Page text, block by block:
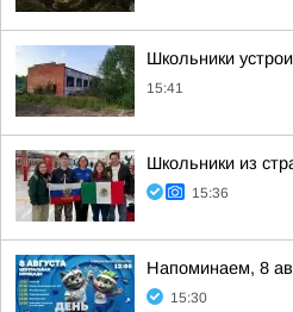
Школьники
15:41
Школьники из
15:36
Напоминаем, 8
15:30